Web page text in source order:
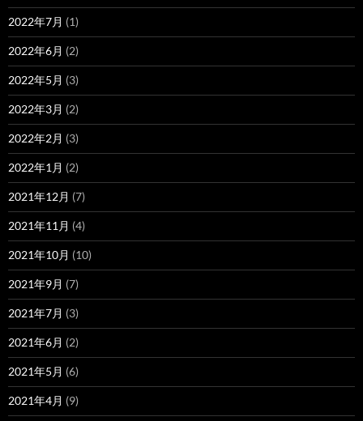
2022年7月 (1)
2022年6月 (2)
2022年5月 (3)
2022年3月 (2)
2022年2月 (3)
2022年1月 (2)
2021年12月 (7)
2021年11月 (4)
2021年10月 (10)
2021年9月 (7)
2021年7月 (3)
2021年6月 (2)
2021年5月 (6)
2021年4月 (9)